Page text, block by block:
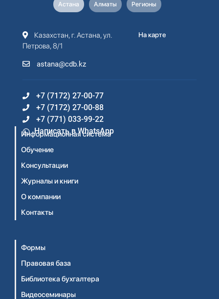
Астана Алматы Регионы
Казахстан, г. Астана, ул.
Петрова, 8/1
astana@cdb.kz
На карте
+7 (7172) 27-00-77
+7 (7172) 27-00-88
+7 (771) 033-99-22
Написать в WhatsApp
Информационная система
Обучение
Консультации
Журналы и книги
О компании
Контакты
Формы
Правовая база
Библиотека бухгалтера
Видеосеминары